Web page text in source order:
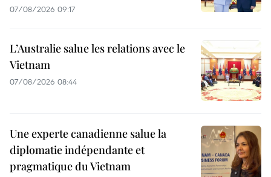
07/08/2026 09:17
L’Australie salue les relations avec le
Vietnam
07/08/2026 08:44
Une experte canadienne salue la
diplomatie indépendante et
pragmatique du Vietnam